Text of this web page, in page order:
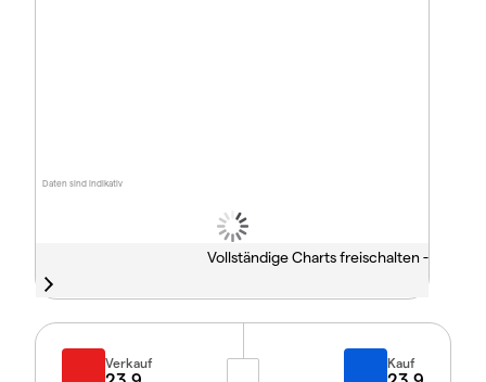
Daten sind indikativ
Vollständige Charts freischalten -
Verkauf Kauf